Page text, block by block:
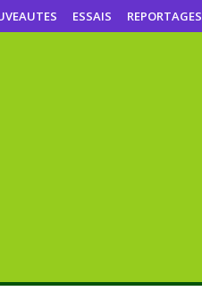
ESSAIS REPORTAGES